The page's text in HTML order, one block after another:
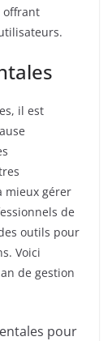
offrant
il est
mieux gérer
de
outils pour
Voici
de gestion
pour